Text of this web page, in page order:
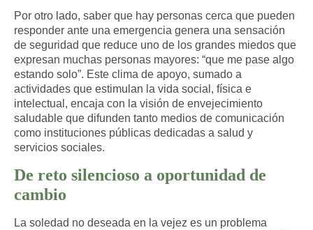
Por otro lado, saber que hay personas cerca que pueden
responder ante una emergencia genera una sensación
de seguridad que reduce uno de los grandes miedos que
expresan muchas personas mayores: “que me pase algo
estando solo”. Este clima de apoyo, sumado a
actividades que estimulan la vida social, física e
intelectual, encaja con la visión de envejecimiento
saludable que difunden tanto medios de comunicación
como instituciones públicas dedicadas a salud y
servicios sociales.​
De reto silencioso a oportunidad de
cambio
La soledad no deseada en la vejez es un problema